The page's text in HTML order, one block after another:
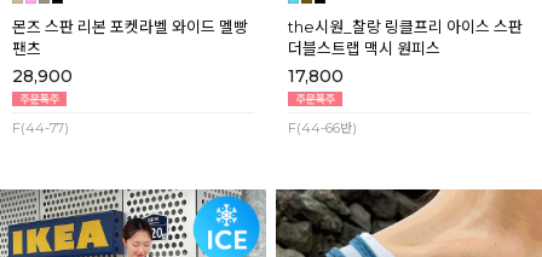
몬즈 스판 리본 포켓라벨 와이드 멜빵
팬츠
28,900
F(44-77)
the시원_찰랑 링클프리 아이스 스판
더블스트랩 맥시 원피스
17,800
F(44-66반)